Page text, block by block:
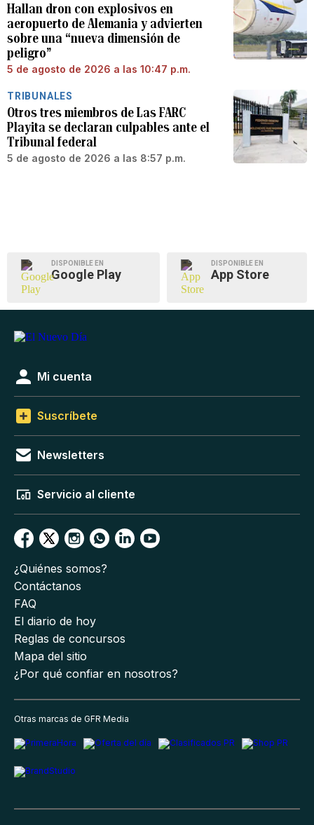
Hallan dron con explosivos en
aeropuerto de Alemania y advierten
sobre una “nueva dimensión de
peligro”
5 de agosto de 2026 a las 10:47 p.m.
TRIBUNALES
Otros tres miembros de Las FARC
Playita se declaran culpables ante el
Tribunal federal
5 de agosto de 2026 a las 8:57 p.m.
DISPONIBLE EN
Google Play
DISPONIBLE EN
App Store
Mi cuenta
Suscríbete
Newsletters
Servicio al cliente
¿Quiénes somos?
Contáctanos
FAQ
El diario de hoy
Reglas de concursos
Mapa del sitio
¿Por qué confiar en nosotros?
Otras marcas de GFR Media